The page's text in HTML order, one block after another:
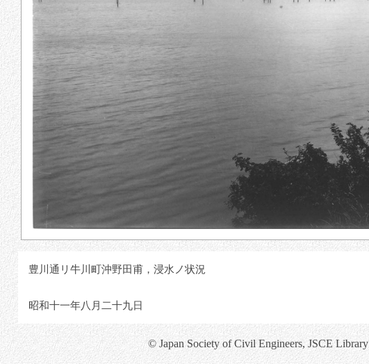
豊川通リ牛川町沖野田甫，浸水ノ状況
昭和十一年八月二十九日
© Japan Society of Civil Engineers, JSCE Library